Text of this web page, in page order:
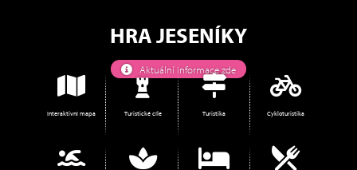
Interaktivní mapa Turistické cíle Turistika Cykloturistika
HRA JESENÍKY
Aktuální informace zde